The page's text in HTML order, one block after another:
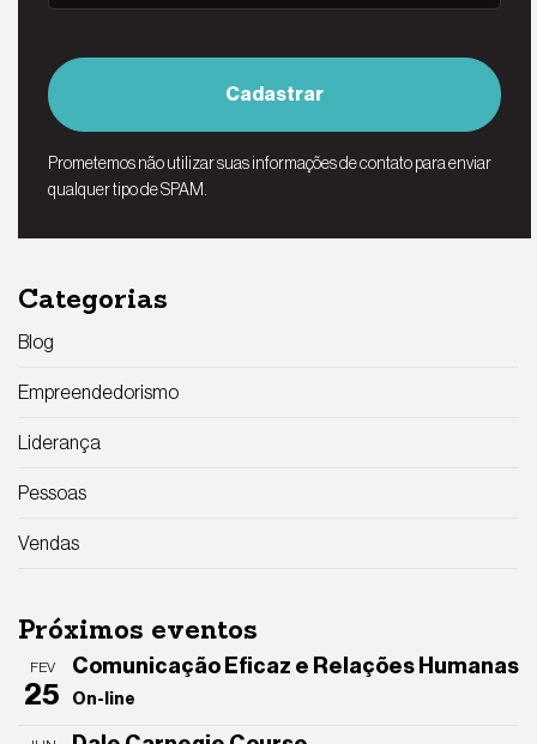
Cadastrar
Prometemos não utilizar suas informações de contato para enviar
qualquer tipo de SPAM.
Categorias
Blog
Empreendedorismo
Liderança
Pessoas
Vendas
Próximos eventos
FEV
25
Comunicação Eficaz e Relações Humanas
On-line